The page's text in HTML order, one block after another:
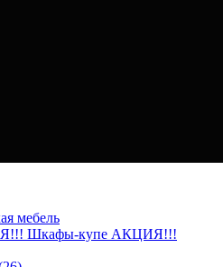
мебель
Шкафы-купе АКЦИЯ!!!